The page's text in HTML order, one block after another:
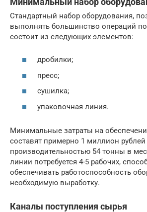
Стандартный набор оборудования,
выполнять большинство операций по
состоит из следующих элементов:
дробилки;
пресс;
сушилка;
упаковочная линия.
Минимальные затраты на
составят примерно 1 миллион
производительностью 54 тонны в
линии потребуется 4-5 рабочих,
обеспечивать работоспособность
необходимую выработку.
Каналы поступления сырья